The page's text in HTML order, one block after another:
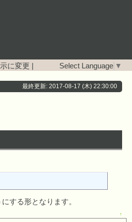
に変更 Select Language ▼
最終更新: 2017-08-17 (木) 22:30:00
する形となります。
↑